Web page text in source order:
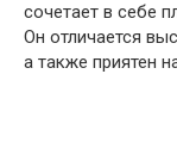
сочетает в себе
Он отличается
а также приятен